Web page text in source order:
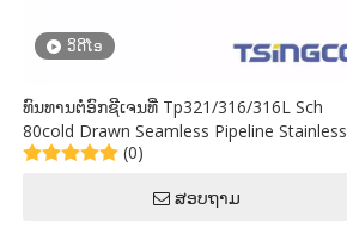
ວິດີໂອ
ທົນທານຕໍ່ອົກຊີເຈນທີ່ Tp321/316/316L Sch
80cold Drawn Seamless Pipeline Stainless
Steel Honed Pipe Strapping for
(0)
ສອບຖາມ